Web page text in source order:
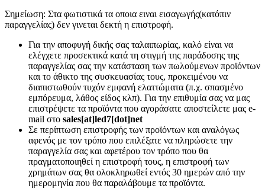
Σημείωση: Στα φωτιστικά τα οποια ειναι εισαγωγής(κατόπιν
παραγγελίας) δεν γινεται δεκτή η επιστροφή.
Για την αποφυγή δικής σας ταλαιπωρίας, καλό είναι να
ελέγχετε προσεκτικά κατά τη στιγμή της παράδοσης της
παραγγελίας σας την κατάσταση των πωλούμενων προϊόντων
και το άθικτο της συσκευασίας τους, προκειμένου να
διαπιστωθούν τυχόν εμφανή ελαττώματα (π.χ. σπασμένο
εμπόρευμα, λάθος είδος κλπ). Για την επιθυμία σας να μας
επιστρέψετε τα προϊόντα που αγοράσατε αποστείλετε μας e-
mail στο sales[at]led7[dot]net
Σε περίπτωση επιστροφής των προϊόντων και αναλόγως
αφενός με τον τρόπο που επιλέξατε να πληρώσετε την
παραγγελία σας και αφετέρου τον τρόπο που θα
πραγματοποιηθεί η επιστροφή τους, η επιστροφή των
χρημάτων σας θα ολοκληρωθεί εντός 30 ημερών από την
ημερομηνία που θα παραλάβουμε τα προϊόντα.